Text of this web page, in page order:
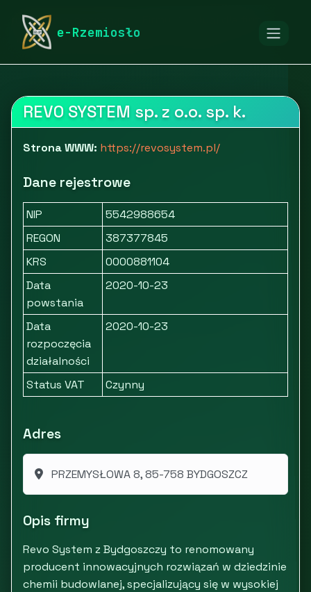
e-Rzemiosło
rymarstwo-poznan.pl
Pozostałe usługi B2B
REVO SYSTEM sp. z o.o. sp. k.
Strona WWW: https://revosystem.pl/
Dane rejestrowe
NIP
5542988654
REGON
387377845
KRS
0000881104
Data
powstania
2020-10-23
Data
rozpoczęcia
działalności
2020-10-23
Status VAT Czynny
Adres
PRZEMYSŁOWA 8, 85-758 BYDGOSZCZ
Opis firmy
Revo System z Bydgoszczy to renomowany
producent innowacyjnych rozwiązań w dziedzinie
chemii budowlanej, specjalizujący się w wysokiej